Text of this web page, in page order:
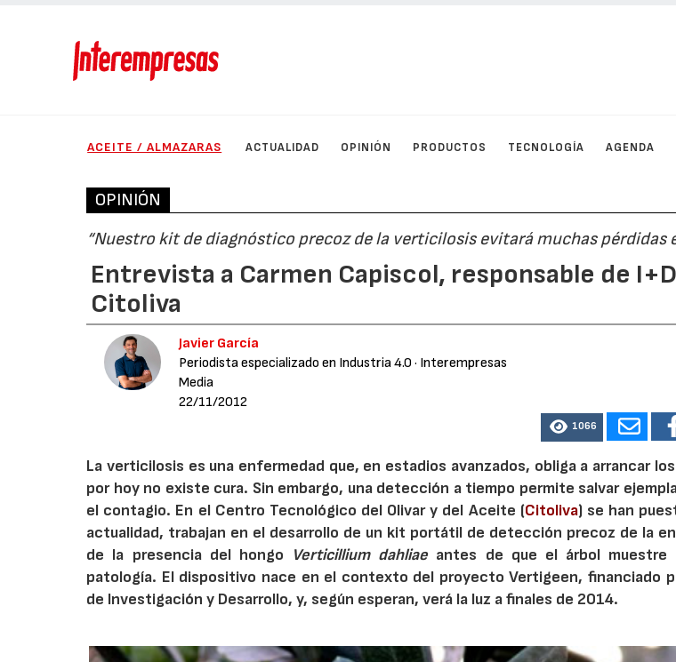
ACEITE / ALMAZARAS ACTUALIDAD OPINIÓN PRODUCTOS TECNOLOGÍA AGENDA
OPINIÓN
“Nuestro kit de diagnóstico precoz de la verticilosis evitará muchas pérdidas
Entrevista a Carmen Capiscol, responsable de
Citoliva
Javier García
Periodista especializado en Industria 4.0 · Interempresas
Media
22/11/2012
1066
La verticilosis es una enfermedad que, en estadios avanzados, obliga a arrancar
por hoy no existe cura. Sin embargo, una detección a tiempo permite salvar
el contagio. En el Centro Tecnológico del Olivar y del Aceite (Citoliva) se han
actualidad, trabajan en el desarrollo de un kit portátil de detección precoz de la
de la presencia del hongo
Verticillium dahliaeantes de que el árbol muestre
patología. El dispositivo nace en el contexto del proyecto Vertigeen, financiado
de Investigación y Desarrollo, y, según esperan, verá la luz a finales de 2014.